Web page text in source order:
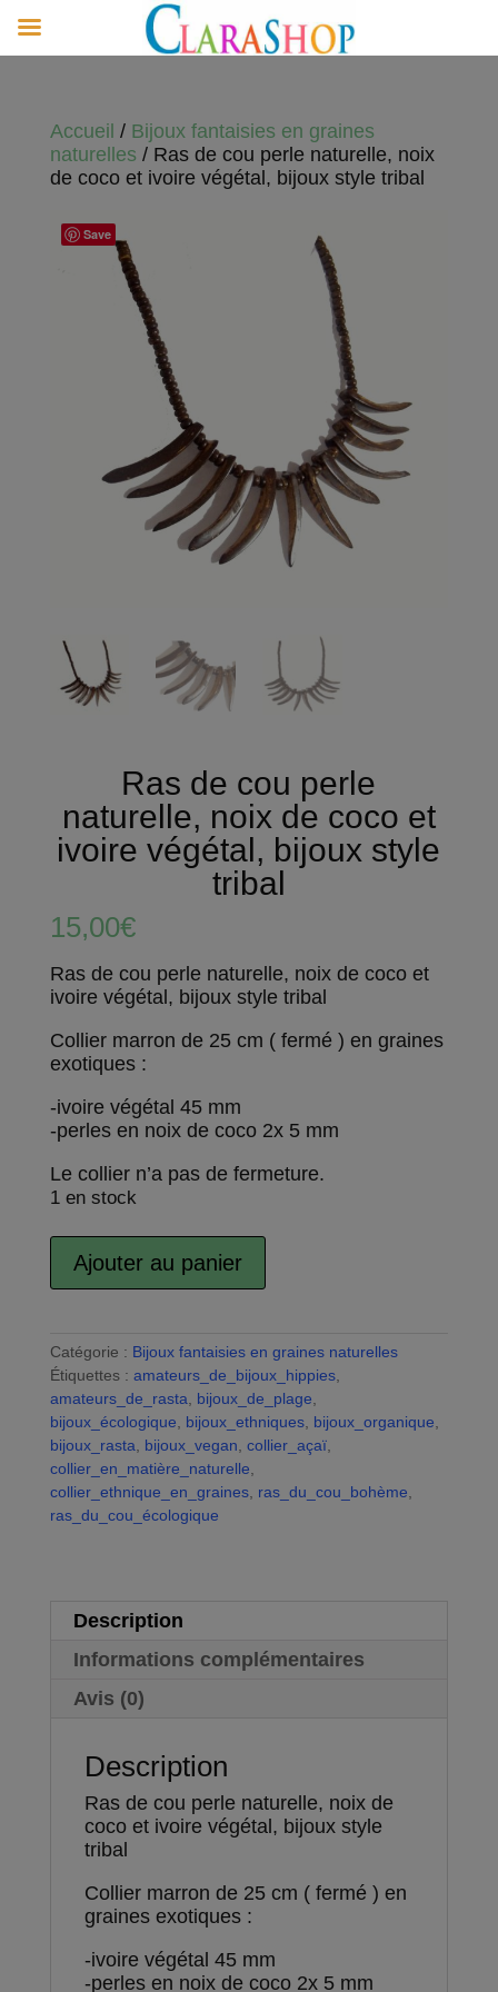
Accueil / Bijoux fantaisies en graines
naturelles / Ras de cou perle naturelle, noix
de coco et ivoire végétal, bijoux style tribal
Save
Ras de cou perle
naturelle, noix de coco et
ivoire végétal, bijoux style
tribal
15,00€
Ras de cou perle naturelle, noix de coco et
ivoire végétal, bijoux style tribal
Collier marron de 25 cm ( fermé ) en graines
exotiques :
-ivoire végétal 45 mm
-perles en noix de coco 2x 5 mm
Le collier n’a pas de fermeture.
1 en stock
quantité
Ras
perle
naturelle,
noix
de
coco
et
ivoire
végétal,
Ajouter au panier
A
e
r
n
a
t
v
Catégorie : Bijoux fantaisies en graines naturelles
Étiquettes : amateurs_de_bijoux_hippies,
amateurs_de_rasta
bijoux_de_plage
bijoux_écologique
bijoux_ethniques, bijoux_organique
bijoux_rasta
bijoux_vegan collier_açaï,
collier_en_matière_naturelle
collier_ethnique_en_graines, ras_du_cou_bohème
ras_du_cou_écologique
Description
Informations complémentaires
Avis (0)
Description
Ras de cou perle naturelle, noix de
coco et ivoire végétal, bijoux style
tribal
Collier marron de 25 cm ( fermé ) en
graines exotiques :
-ivoire végétal 45 mm
-perles en noix de coco 2x 5 mm